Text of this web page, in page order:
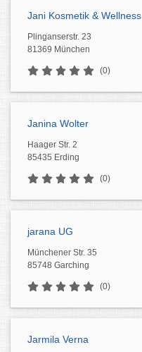
Jani Kosmetik & Wellness
Plinganserstr. 23
81369 München
(0)
Janina Wolter
Haager Str. 2
85435 Erding
(0)
jarana UG
Münchener Str. 35
85748 Garching
(0)
Jarmila Verna